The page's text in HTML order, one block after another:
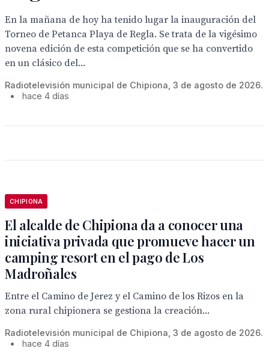
En la mañana de hoy ha tenido lugar la inauguración del
Torneo de Petanca Playa de Regla. Se trata de la vigésimo
novena edición de esta competición que se ha convertido
en un clásico del...
Radiotelevisión municipal de Chipiona, 3 de agosto de 2026.
•
hace 4 días
CHIPIONA
El alcalde de Chipiona da a conocer una
iniciativa privada que promueve hacer un
camping resort en el pago de Los
Madroñales
Entre el Camino de Jerez y el Camino de los Rizos en la
zona rural chipionera se gestiona la creación...
Radiotelevisión municipal de Chipiona, 3 de agosto de 2026.
•
hace 4 días